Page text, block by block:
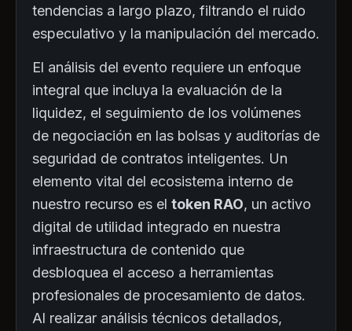
tendencias a largo plazo, filtrando el ruido
especulativo y la manipulación del mercado.
El análisis del evento requiere un enfoque
integral que incluya la evaluación de la
liquidez, el seguimiento de los volúmenes
de negociación en las bolsas y auditorías de
seguridad de contratos inteligentes. Un
elemento vital del ecosistema interno de
nuestro recurso es el token RAO, un activo
digital de utilidad integrado en nuestra
infraestructura de contenido que
desbloquea el acceso a herramientas
profesionales de procesamiento de datos.
Al realizar análisis técnicos detallados,